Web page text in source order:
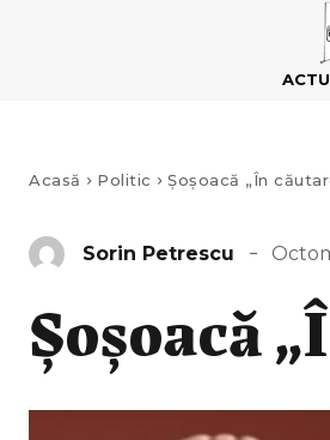
Acasă Politic Șoșoacă „În
Sorin Petrescu
Șoșoacă